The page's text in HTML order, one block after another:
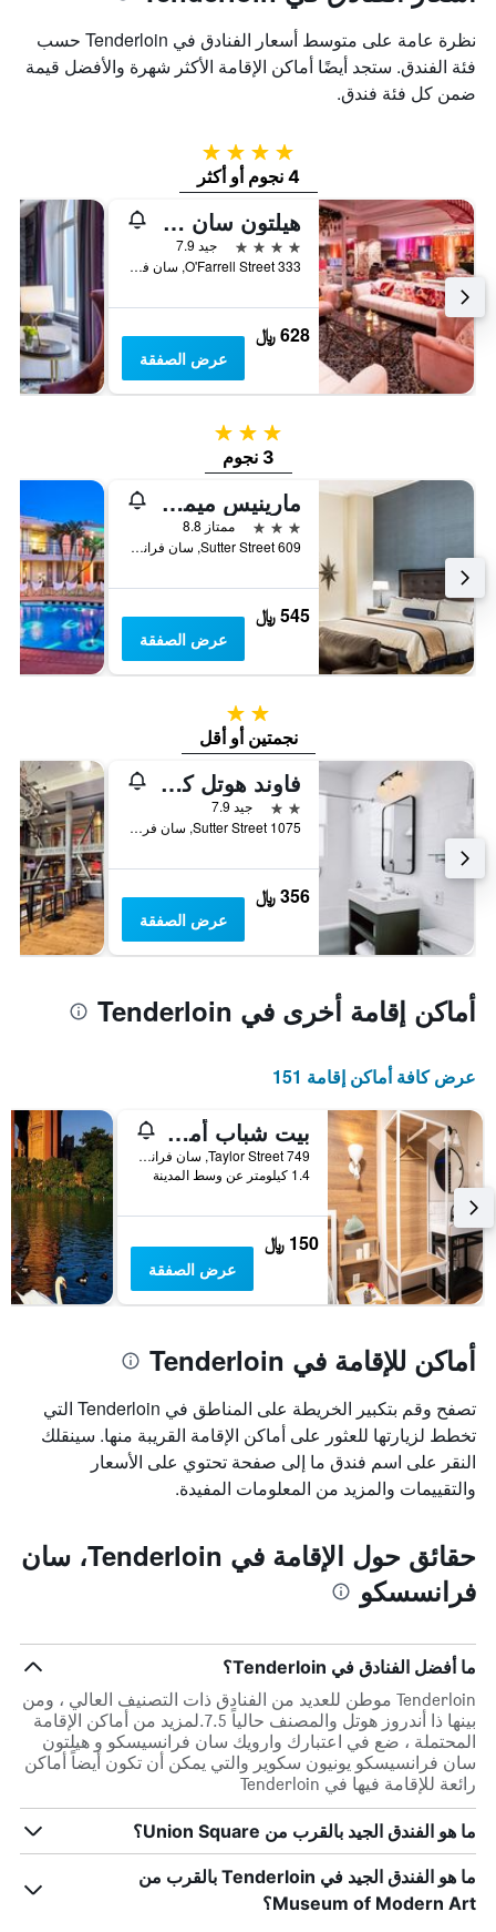
نظرة عامة على متوسط أسعار الفنادق في Tenderloin حسب
فئة الفندق. ستجد أيضًا أماكن الإقامة الأكثر شهرة والأفضل قيمة
ضمن كل فئة فندق.
4 نجوم
4 نجوم أو أكثر
هيلتون سان فرانسيسكو يونيون سكوير
4 نجوم
جيد 7.9
333 O'Farrell Street, سان فرانسسكو, CA, الولايات المتحدة الأميريكية
628 ﷼
عرض الصفقة
3 نجوم
3 نجوم
مارينيس ميموريال كلوب آند هوتل
3 نجوم
ممتاز 8.8
609 Sutter Street, سان فرانسسكو, CA, الولايات المتحدة الأميريكية
545 ﷼
عرض الصفقة
2 نجمتين
نجمتين أو أقل
فاوند هوتل كارلتو ، نوب هيل
2 نجمتين
جيد 7.9
1075 Sutter Street, سان فرانسسكو, CA, الولايات المتحدة الأميريكية
356 ﷼
عرض الصفقة
أماكن إقامة أخرى في Tenderloin
عرض كافة أماكن إقامة 151
بيت شباب أمستردام
749 Taylor Street, سان فرانسسكو, CA, الولايات المتحدة الأميريكية
1.4 كيلومتر عن وسط المدينة
150 ﷼
عرض الصفقة
أماكن للإقامة في Tenderloin
تصفح وقم بتكبير الخريطة على المناطق في Tenderloin التي
تخطط لزيارتها للعثور على أماكن الإقامة القريبة منها. سينقلك
النقر على اسم فندق ما إلى صفحة تحتوي على الأسعار
والتقييمات والمزيد من المعلومات المفيدة.
حقائق حول الإقامة في Tenderloin، سان
فرانسسكو
ما أفضل الفنادق في Tenderloin؟
Tenderloin موطن للعديد من الفنادق ذات التصنيف العالي ، ومن
بينها ذا أندروز هوتل والمصنف حالياً 7.5.لمزيد من أماكن الإقامة
المحتملة ، ضع في اعتبارك وارويك سان فرانسيسكو و هيلتون
سان فرانسيسكو يونيون سكوير والتي يمكن أن تكون أيضاً أماكن
رائعة للإقامة فيها في Tenderloin
ما هو الفندق الجيد بالقرب من Union Square؟
ما هو الفندق الجيد في Tenderloin بالقرب من
Museum of Modern Art؟